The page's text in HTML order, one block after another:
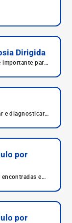
Dirigida
importante para
realizar o
adequados.
e diagnosticar
por
em
por